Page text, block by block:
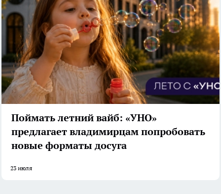
Поймать летний вайб: «УНО»
предлагает владимирцам попробовать
новые форматы досуга
23 июля